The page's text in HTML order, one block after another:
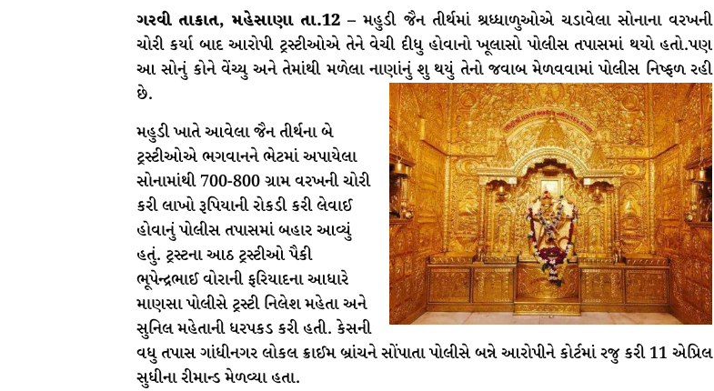
ગરવી તાકાત, મહેસાણા તા.12 – મહુડી જૈન તીર્થમાં શ્રધ્ધાળુઓએ ચડાવેલા સોનાના વરખની
ચોરી કર્યા બાદ આરોપી ટ્રસ્ટીઓએ તેને વેચી દીધુ હોવાનો ખૂલાસો પોલીસ તપાસમાં થયો હતો.પણ
આ સોનું કોને વેંચ્યુ અને તેમાંથી મળેલા નાણાંનું શુ થયું તેનો જવાબ મેળવવામાં પોલીસ નિષ્ફળ રહી
છે.
મહુડી ખાતે આવેલા જૈન તીર્થના બે
ટ્રસ્ટીઓએ ભગવાનને ભેટમાં અપાયેલા
સોનામાંથી 700-800 ગ્રામ વરખની ચોરી
કરી લાખો રૂપિયાની રોકડી કરી લેવાઈ
હોવાનું પોલીસ તપાસમાં બહાર આવ્યું
હતું. ટ્રસ્ટના આઠ ટ્રસ્ટીઓ પૈકી
ભૂપેન્દ્રભાઈ વોરાની ફરિયાદના આધારે
માણસા પોલીસે ટ્રસ્ટી નિલેશ મહેતા અને
સુનિલ મહેતાની ધરપકડ કરી હતી. કેસની
વધુ તપાસ ગાંધીનગર લોકલ ક્રાઈમ બ્રાંચને સોંપાતા પોલીસે બન્ને આરોપીને કોર્ટમાં રજુ કરી 11 એપ્રિલ
સુધીના રીમાન્ડ મેળવ્યા હતા.